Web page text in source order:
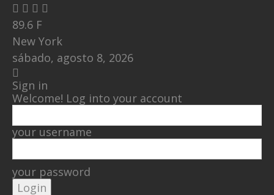
89.6 F
New York
sábado, agosto 8, 2026
Sign in
Welcome! Log into your account
your username
your password